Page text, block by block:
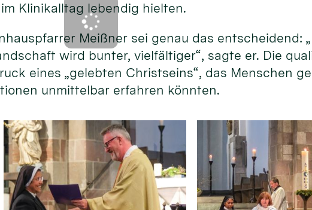
Klinikalltag lebendig hielten.
Meißner sei genau das entscheidend:
wird bunter, vielfältiger“, sagte er. Die
eines „gelebten Christseins“, das Menschen
unmittelbar erfahren könnten.